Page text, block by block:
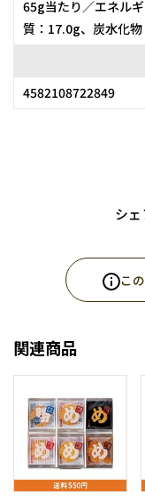
65g当たり／エネル
質：17.0g、炭水化
4582108722849
シ
こ
関連商品